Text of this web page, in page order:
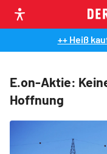
++ Heiß
E.on-Aktie:
Hoffnung